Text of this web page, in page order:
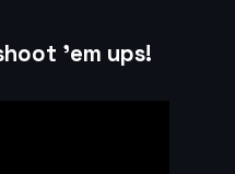
’em ups!